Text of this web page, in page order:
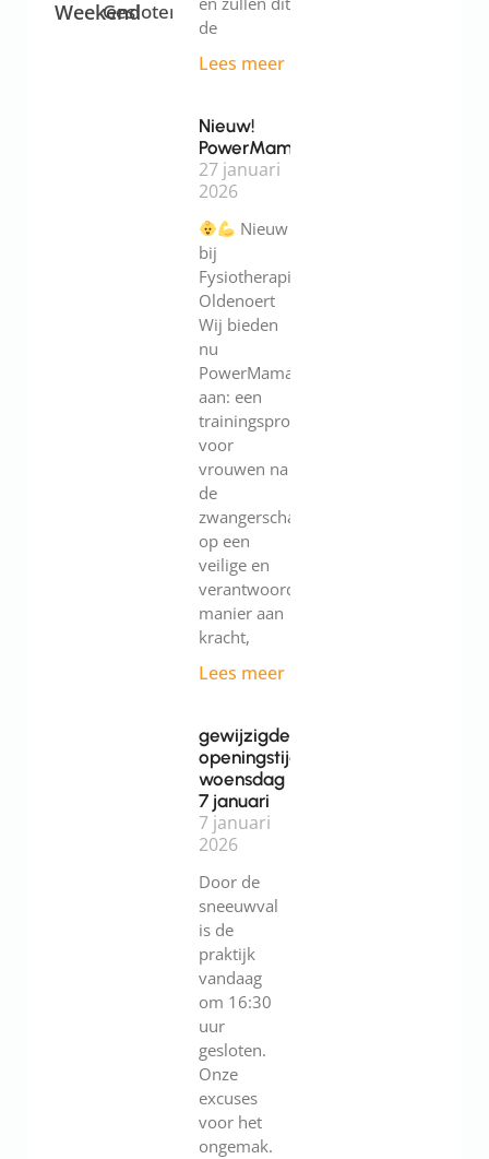
Weekend
Gesloten
de
Lees meer
Nieuw!
PowerMama
27 januari
2026
Nieuw
bij
Fysiotherapie
Oldenoert
Wij bieden
nu
PowerMama
aan: een
trainingsprogramma
voor
vrouwen na
de
zwangerschap.Werk
op een
veilige en
verantwoorde
manier aan
kracht,
Lees meer
gewijzigde
openingstijden
woensdag
7 januari
7 januari
2026
Door de
sneeuwval
is de
praktijk
vandaag
om 16:30
uur
gesloten.
Onze
excuses
voor het
ongemak.